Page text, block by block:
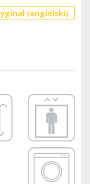
(angielski)